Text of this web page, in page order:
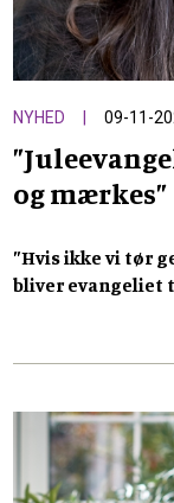
NYHED 09-11-
og mærkes”
”Hvis ikke vi tør
bliver evangeliet